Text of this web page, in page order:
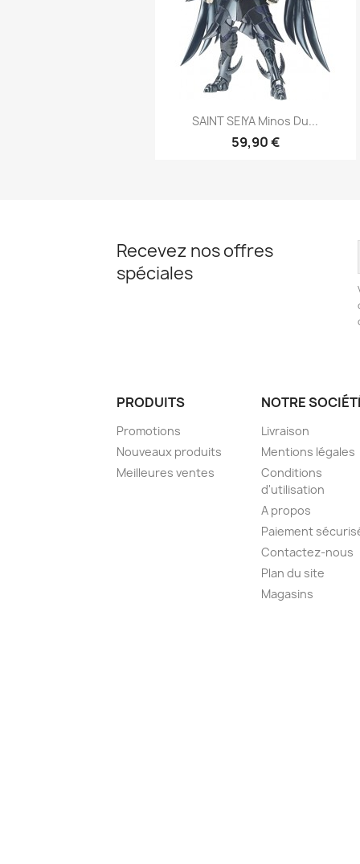
Aperçu rapide
SAINT SEIYA Minos Du...
59,90 €
Recevez nos offres
spéciales
PRODUITS
Promotions
Nouveaux produits
Meilleures ventes
NOTRE
Livraison
Mentions légales
Conditions
d'utilisation
A propos
Paiement
Contactez-nous
Plan du site
Magasins